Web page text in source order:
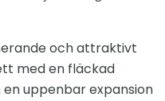
och attraktivt
med en fläckad
en uppenbar expansion